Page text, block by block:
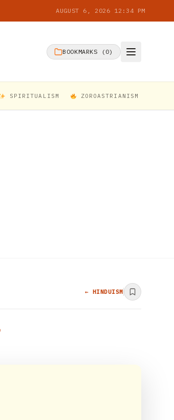
AUGUST 6, 2026 12:34 PM
BOOKMARKS ( 0)
SPIRITUALISM ZOROASTRIANISM
← HINDUISM